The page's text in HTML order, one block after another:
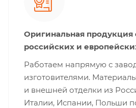
Оригинальная продукция
российских и
Работаем напрямую с
изготовителями.
и внешней отделки из
Италии, Испании, Польши